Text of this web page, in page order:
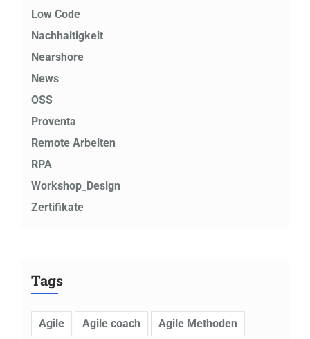
Low Code
Nachhaltigkeit
Nearshore
News
OSS
Proventa
Remote Arbeiten
RPA
Workshop_Design
Zertifikate
Tags
Agile Agile coach Agile Methoden